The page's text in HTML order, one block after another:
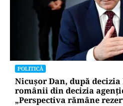
POLITICĂ
Nicușor Dan, după decizia
românii din decizia
„Perspectiva rămâne